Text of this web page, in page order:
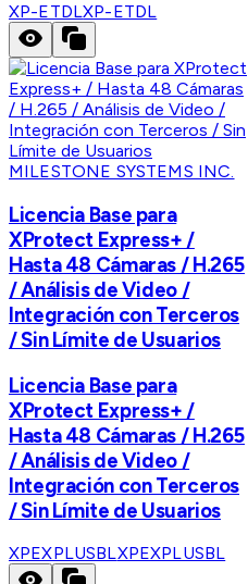
XP-ETDLXP-ETDL
MILESTONE SYSTEMS INC.
Licencia Base para
XProtect Express+ /
Hasta 48 Cámaras / H.265
/ Análisis de Video /
Integración con Terceros
/ Sin Límite de Usuarios
Licencia Base para
XProtect Express+ /
Hasta 48 Cámaras / H.265
/ Análisis de Video /
Integración con Terceros
/ Sin Límite de Usuarios
XPEXPLUSBLXPEXPLUSBL